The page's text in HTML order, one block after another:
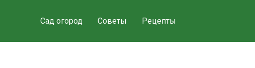
Сад огород Советы Рецепты